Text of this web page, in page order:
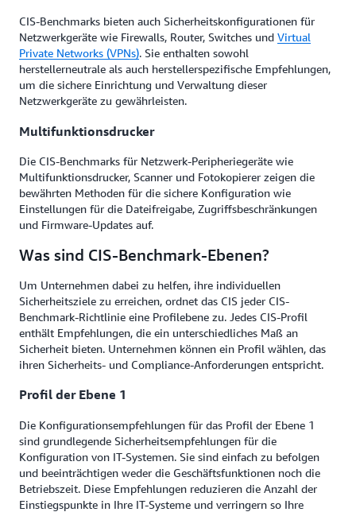
CIS-Benchmarks bieten auch Sicherheitskonfigurationen für
Netzwerkgeräte wie Firewalls, Router, Switches und Virtual
Private Networks (VPNs). Sie enthalten sowohl
herstellerneutrale als auch herstellerspezifische Empfehlungen,
um die sichere Einrichtung und Verwaltung dieser
Netzwerkgeräte zu gewährleisten.
Multifunktionsdrucker
Die CIS-Benchmarks für Netzwerk-Peripheriegeräte wie
Multifunktionsdrucker, Scanner und Fotokopierer zeigen die
bewährten Methoden für die sichere Konfiguration wie
Einstellungen für die Dateifreigabe, Zugriffsbeschränkungen
und Firmware-Updates auf.
Was sind CIS-Benchmark-Ebenen?
Um Unternehmen dabei zu helfen, ihre individuellen
Sicherheitsziele zu erreichen, ordnet das CIS jeder CIS-
Benchmark-Richtlinie eine Profilebene zu. Jedes CIS-Profil
enthält Empfehlungen, die ein unterschiedliches Maß an
Sicherheit bieten. Unternehmen können ein Profil wählen, das
ihren Sicherheits- und Compliance-Anforderungen entspricht.
Profil der Ebene 1
Die Konfigurationsempfehlungen für das Profil der Ebene 1
sind grundlegende Sicherheitsempfehlungen für die
Konfiguration von IT-Systemen. Sie sind einfach zu befolgen
und beeinträchtigen weder die Geschäftsfunktionen noch die
Betriebszeit. Diese Empfehlungen reduzieren die Anzahl der
Einstiegspunkte in Ihre IT-Systeme und verringern so Ihre